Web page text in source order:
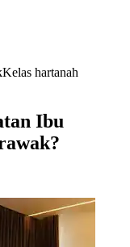
Kelas hartanah
Ibu